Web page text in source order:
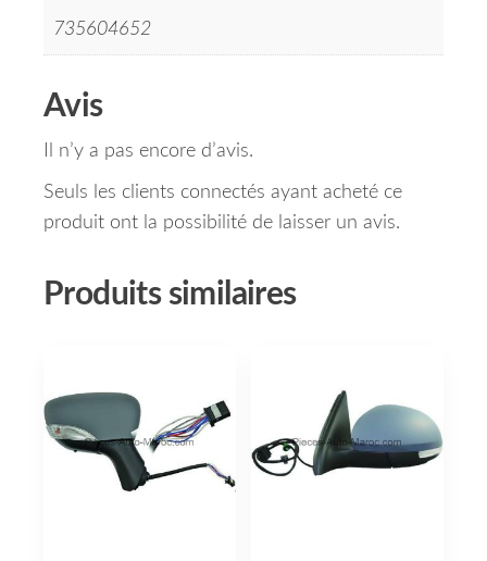
735604652
Avis
Il n’y a pas encore d’avis.
Seuls les clients connectés ayant acheté ce
produit ont la possibilité de laisser un avis.
Produits similaires